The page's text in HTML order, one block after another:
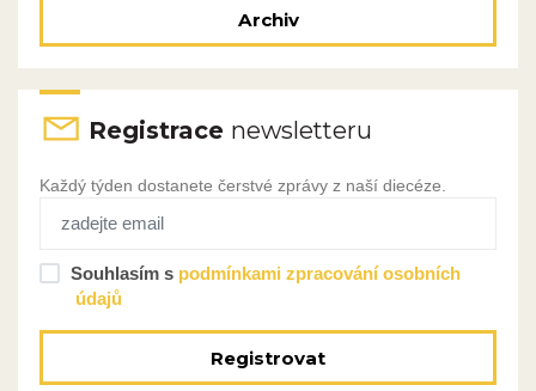
Archiv
Registrace newsletteru
Každý týden dostanete čerstvé zprávy z naší diecéze.
Souhlasím s podmínkami zpracování osobních
údajů
Registrovat